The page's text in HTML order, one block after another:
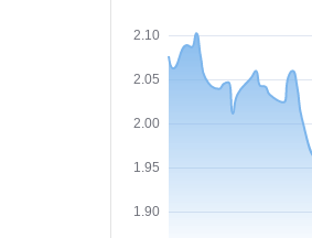
1.90
1.95
2.00
2.05
2.10